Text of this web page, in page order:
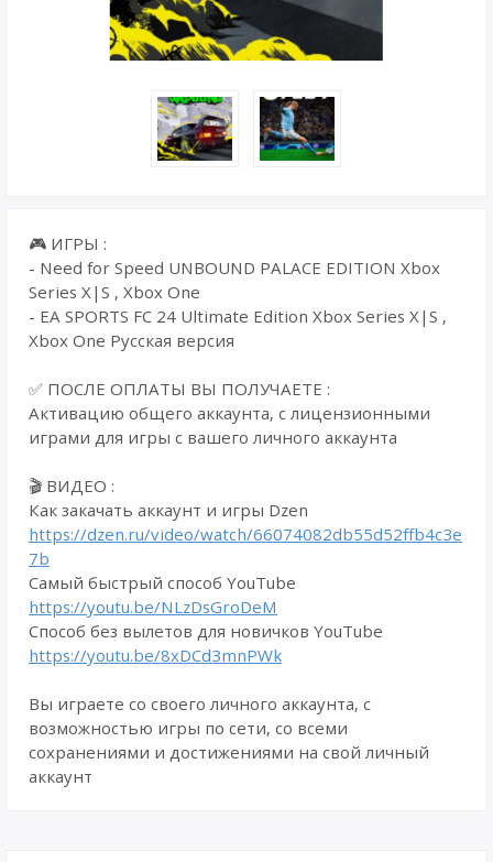
🎮 ИГРЫ :
- Need for Speed UNBOUND PALACE EDITION Xbox
Series X|S , Xbox One
- EA SPORTS FC 24 Ultimate Edition Xbox Series X|S ,
Xbox One Русская версия
✅ ПОСЛЕ ОПЛАТЫ ВЫ ПОЛУЧАЕТЕ :
Активацию общего аккаунта, с лицензионными
играми для игры с вашего личного аккаунта
🎬 ВИДЕО :
Как закачать аккаунт и игры Dzen
https://dzen.ru/video/watch/66074082db55d52ffb4c3e
7b
Самый быстрый способ YouTube
https://youtu.be/NLzDsGroDeM
Способ без вылетов для новичков YouTube
https://youtu.be/8xDCd3mnPWk
Вы играете со своего личного аккаунта, с
возможностью игры по сети, со всеми
сохранениями и достижениями на свой личный
аккаунт